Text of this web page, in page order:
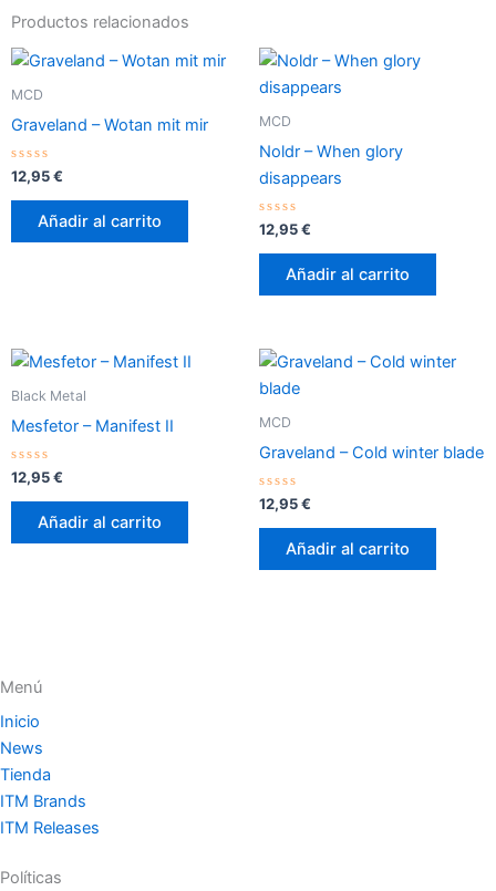
Productos relacionados
MCD
Graveland – Wotan mit mir
Valorado
con
0
12,95€
Añadir al carrito
MCD
Noldr – When glory
disappears
Valorado
con
0
12,95€
Añadir al carrito
Black Metal
Mesfetor – Manifest II
Valorado
con
0
12,95€
Añadir al carrito
MCD
Graveland – Cold winter blade
Valorado
con
0
12,95€
Añadir al carrito
Menú
Inicio
News
Tienda
ITM Brands
ITM Releases
Políticas